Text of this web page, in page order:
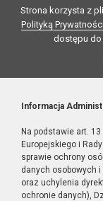
Strona korzysta z
Polityką
dostępu do
Informacja
Na podstawie art.
Europejskiego i
sprawie ochrony
danych osobowych i
oraz uchylenia
ochronie danych),